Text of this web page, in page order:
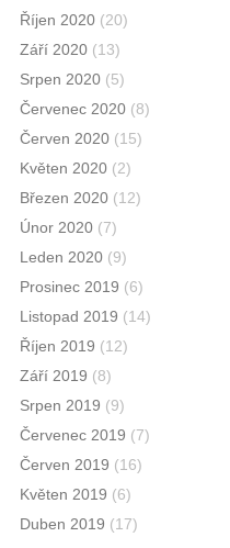
Říjen 2020 (20)
Září 2020 (13)
Srpen 2020 (5)
Červenec 2020 (8)
Červen 2020 (15)
Květen 2020 (2)
Březen 2020 (12)
Únor 2020 (7)
Leden 2020 (9)
Prosinec 2019 (6)
Listopad 2019 (14)
Říjen 2019 (12)
Září 2019 (8)
Srpen 2019 (9)
Červenec 2019 (7)
Červen 2019 (16)
Květen 2019 (6)
Duben 2019 (17)